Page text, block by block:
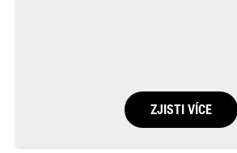
ZJISTI VÍCE